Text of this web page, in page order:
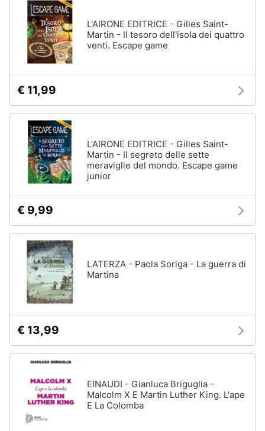
L'AIRONE EDITRICE - Gilles Saint-
Martin - Il tesoro dell'isola dei quattro
venti. Escape game
€ 11,99
L'AIRONE EDITRICE - Gilles Saint-
Martin - Il segreto delle sette
meraviglie del mondo. Escape game
junior
€ 9,99
LATERZA - Paola Soriga - La guerra di
Martina
€ 13,99
EINAUDI - Gianluca Briguglia -
Malcolm X E Martin Luther King. L'ape
E La Colomba